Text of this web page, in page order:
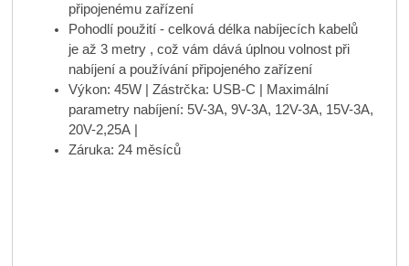
připojenému zařízení
Pohodlí použití - celková délka nabíjecích kabelů
je až 3 metry , což vám dává úplnou volnost při
nabíjení a používání připojeného zařízení
Výkon: 45W | Zástrčka: USB-C | Maximální
parametry nabíjení: 5V-3A, 9V-3A, 12V-3A, 15V-3A,
20V-2,25A |
Záruka: 24 měsíců